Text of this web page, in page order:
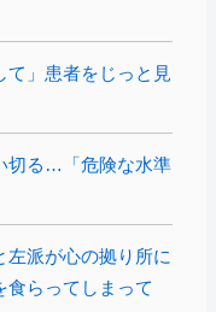
て」患者をじっと見
切る…「危険な水準
左派が心の拠り所に
食らってしまって